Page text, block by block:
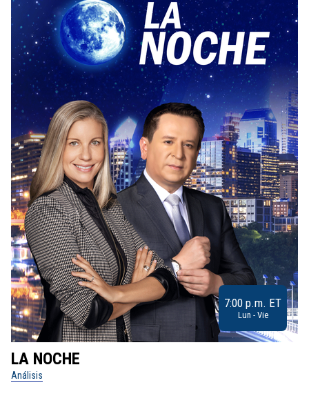
7:00 p.m. ET
Lun - Vie
LA NOCHE
Análisis